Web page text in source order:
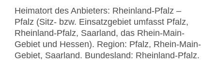
Heimatort des Anbieters: Rheinland-Pfalz –
Pfalz (Sitz- bzw. Einsatzgebiet umfasst Pfalz,
Rheinland-Pfalz, Saarland, das Rhein-Main-
Gebiet und Hessen). Region: Pfalz, Rhein-Main-
Gebiet, Saarland. Bundesland: Rheinland-Pfalz.